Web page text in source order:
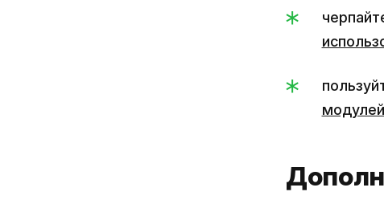
модулей